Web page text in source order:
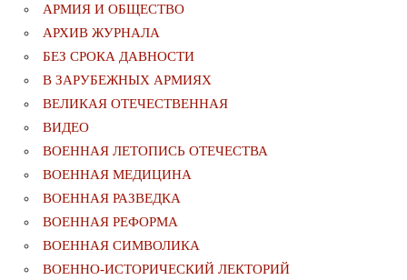
АРМИЯ И ОБЩЕСТВО
АРХИВ ЖУРНАЛА
БЕЗ СРОКА ДАВНОСТИ
В ЗАРУБЕЖНЫХ АРМИЯХ
ВЕЛИКАЯ ОТЕЧЕСТВЕННАЯ
ВИДЕО
ВОЕННАЯ ЛЕТОПИСЬ ОТЕЧЕСТВА
ВОЕННАЯ МЕДИЦИНА
ВОЕННАЯ РАЗВЕДКА
ВОЕННАЯ РЕФОРМА
ВОЕННАЯ СИМВОЛИКА
ВОЕННО-ИСТОРИЧЕСКИЙ ЛЕКТОРИЙ